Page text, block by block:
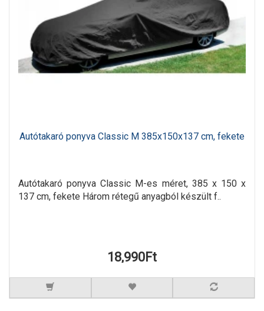
Autótakaró ponyva Classic M 385x150x137 cm, fekete
Autótakaró ponyva Classic M-es méret, 385 x 150 x
137 cm, fekete Három rétegű anyagból készült f..
18,990Ft